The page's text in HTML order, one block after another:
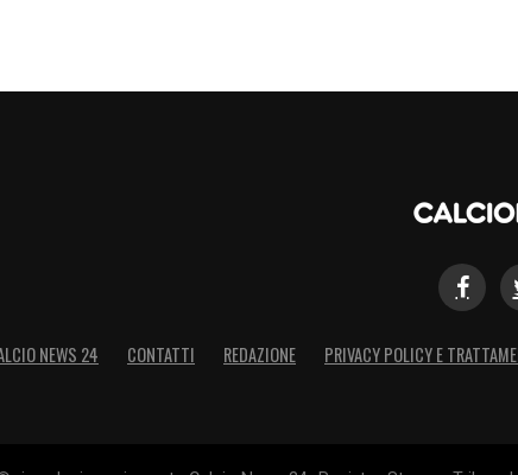
NEWS 24 CONTATTI REDAZIONE PRIVACY POLICY E